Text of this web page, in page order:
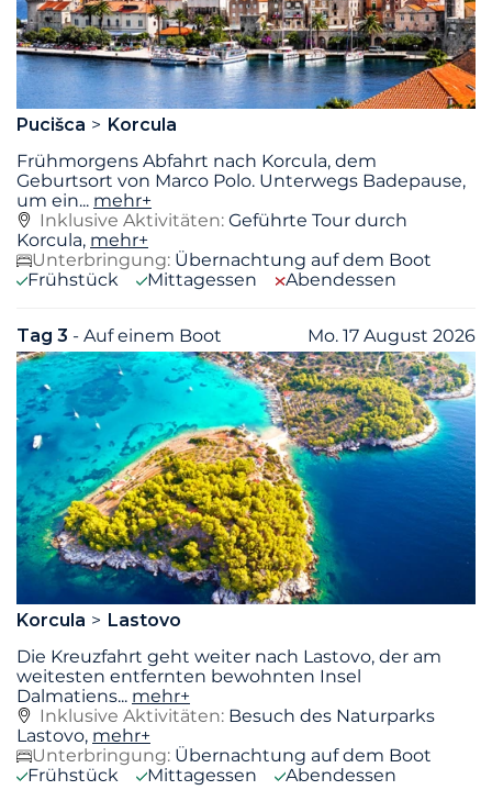
Pucišca
Korcula
Frühmorgens Abfahrt nach Korcula, dem
Geburtsort von Marco Polo. Unterwegs Badepause,
um ein... mehr+
Inklusive Aktivitäten: Geführte Tour durch
Korcula, mehr+
Unterbringung: Übernachtung auf dem Boot
Frühstück
Mittagessen Abendessen
Tag 3 - Auf einem Boot Mo. 17 August 2026
Korcula
Lastovo
Die Kreuzfahrt geht weiter nach Lastovo, der am
weitesten entfernten bewohnten Insel
Dalmatiens... mehr+
Inklusive Aktivitäten: Besuch des Naturparks
Lastovo, mehr+
Unterbringung: Übernachtung auf dem Boot
Frühstück
Mittagessen Abendessen